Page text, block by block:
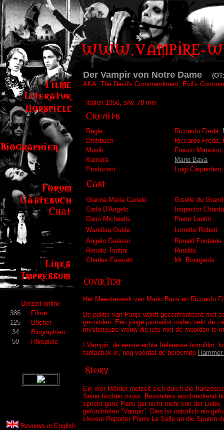
Derzeit online
386
Filme
125
Bücher
34
Biographien
50
Hörspiele
Reviews in English
Der Vampir von Notre Dame
AKA: The Devil's Commandment, Evil's
Italien 1956, s/w, 78 min
Regie Riccardo Freda,
Drehbuch
Riccardo Freda,
Musik
Franco
Kamera
Mario Bava
Produzent
Luigi
Gianna Maria Canale
Giselle du Grand
Carlo D'Angelo
Inspector
Dario Michaelis
Pierre Lantin
Wandisa Guida
Lorrette Robert
Angelo Galassi
Ronald Fontaine
Renato Tontini
Rinaldo
Charles Fawcett
Mr. Bourgeois
Het Meesterwerk van Mario Bava en Riccardo
De politie van Parijs wordt geconfronteerd met
gevonden. Een jonge journalist onderzoekt de
mysterieuze vrouw die iets met de moorden te
I Vampiri, de eerste echte Italiaanse horrofilm,
fantastiek in, nog voordat de beroemde
Ein irrer Mörder metzelt sich durch die
Seine fischen muss. Besonders erschreckend
spricht ganz Paris gar nicht mehr von der
gefürchteten "Vampir". Dies ist natürlich ein
clevere Reporter Pierre La Salle an die Spuren